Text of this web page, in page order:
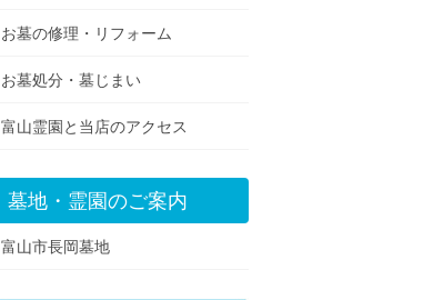
お墓の修理・リフォーム
お墓処分・墓じまい
富山霊園と当店のアクセス
墓地・霊園のご案内
富山市長岡墓地